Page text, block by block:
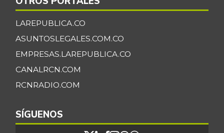
LAREPUBLICA.CO
ASUNTOSLEGALES.COM.CO
EMPRESAS.LAREPUBLICA.CO
CANALRCN.COM
RCNRADIO.COM
SÍGUENOS